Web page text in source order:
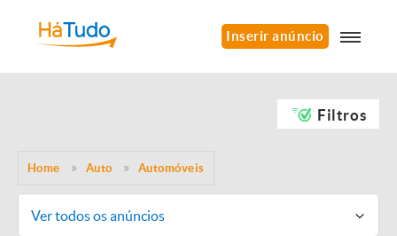
Inserir anúncio
Filtros
Home Auto Automóveis
Ver todos os anúncios